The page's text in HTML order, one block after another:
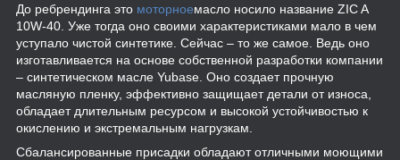
До ребрендинга это моторноемасло носило название ZIC A
10W-40. Уже тогда оно своими характеристиками мало в чем
уступало чистой синтетике. Сейчас – то же самое. Ведь оно
изготавливается на основе собственной разработки компании
– синтетическом масле Yubase. Оно создает прочную
масляную пленку, эффективно защищает детали от износа,
обладает длительным ресурсом и высокой устойчивостью к
окислению и экстремальным нагрузкам.
Сбалансированные присадки обладают отличными моющими